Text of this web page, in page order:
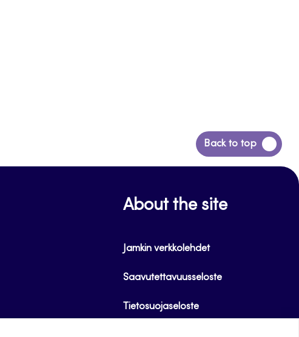
Back to top
Siirry
takaisin
About the site
Jamkin verkkolehdet
Saavutettavuusseloste
Tietosuojaseloste